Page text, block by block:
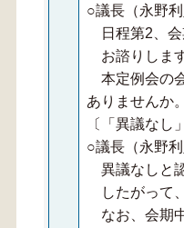
○議長（永野利
日程第2、会
お諮りします
本定例会の
ありませんか。
〔「異議なし
○議長（永野利
異議なしと
したがって
なお、会期